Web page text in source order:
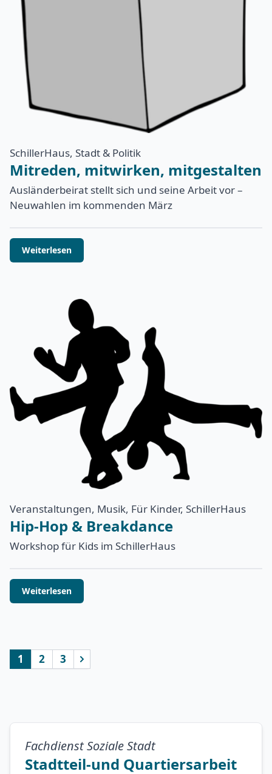
SchillerHaus, Stadt & Politik
Mitreden, mitwirken, mitgestalten
Ausländerbeirat stellt sich und seine Arbeit vor –
Neuwahlen im kommenden März
Weiterlesen
Veranstaltungen, Musik, Für Kinder, SchillerHaus
Hip-Hop & Breakdance
Workshop für Kids im SchillerHaus
Weiterlesen
1 2 3 nächste
Fachdienst Soziale Stadt
Stadtteil-und Quartiersarbeit